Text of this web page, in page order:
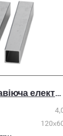
Труба нержавіюча електрозварна профільна
4,0
120х60